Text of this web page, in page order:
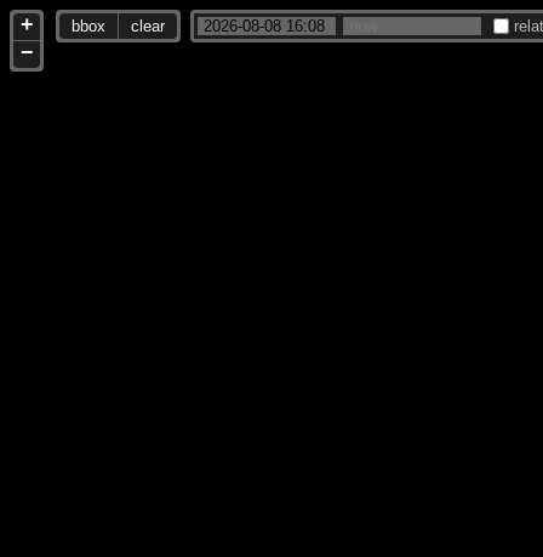
+
−
bbox clear